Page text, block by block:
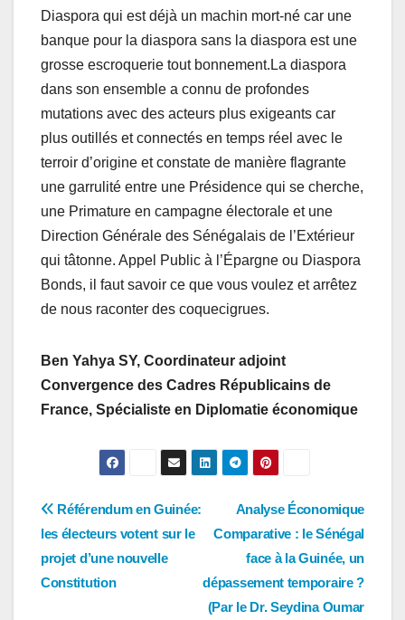
Diaspora qui est déjà un machin mort-né car une
banque pour la diaspora sans la diaspora est une
grosse escroquerie tout bonnement.La diaspora
dans son ensemble a connu de profondes
mutations avec des acteurs plus exigeants car
plus outillés et connectés en temps réel avec le
terroir d’origine et constate de manière flagrante
une garrulité entre une Présidence qui se cherche,
une Primature en campagne électorale et une
Direction Générale des Sénégalais de l’Extérieur
qui tâtonne. Appel Public à l’Épargne ou Diaspora
Bonds, il faut savoir ce que vous voulez et arrêtez
de nous raconter des coquecigrues.
Ben Yahya SY, Coordinateur adjoint
Convergence des Cadres Républicains de
France, Spécialiste en Diplomatie économique
Navigation
de
l’article
Analyse Économique
Comparative : le Sénégal
face à la Guinée, un
dépassement temporaire ?
(Par le Dr. Seydina Oumar
Référendum en Guinée:
les électeurs votent sur le
projet d’une nouvelle
Constitution